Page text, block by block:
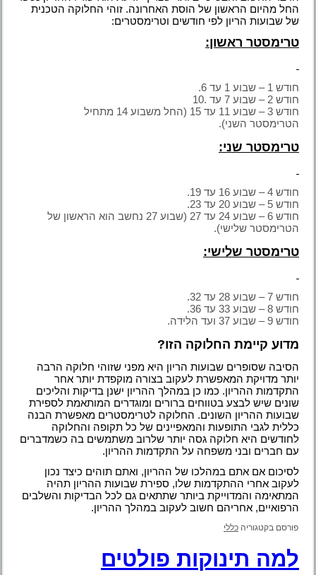
החל מהיום הראשון של הוסת האחרונה. זוהי החלוקה הטכנית
של שבועות הריון לפי חודשים וטרימסטרים:
טרימסטר ראשון:
חודש 1 – שבוע 1 עד 6.
חודש 2 – שבוע 7 עד .10
חודש 3 – שבוע 11 עד 15 (החל משבוע 14 מתחיל
הטרימסטר השני).
טרימסטר שני:
חודש 4 – שבוע 16 עד 19.
חודש 5 – שבוע 20 עד 23.
חודש 6 – שבוע 24 עד 27 (שבוע 27 נחשב הוא הראשון של
הטרימסטר שלישי).
טרימסטר שלישי:
חודש 7 – שבוע 28 עד 32.
חודש 8 – שבוע 33 עד 36.
חודש 9 – שבוע 37 ועד הלידה.
מדוע קיימת החלוקה הזו?
הסיבה שסופרים שבועות הריון היא מפני שזוהי חלוקה הרבה
יותר מדויקת המאפשרת לעקוב בצורה מוקפדת יותר אחר
התקדמות ההריון. כמו כן במהלך ההריון ישנן בדיקות והליכים
שונים שיש לבצע בטווחים ברורים ומוגדרים המותאמת לספירת
שבועות ההריון השונים. החלוקה לטרימסטרים מאפשרת הבנה
כללית לגבי התופעות והמאפיינים של כל תקופה והחלוקה
לחודשים היא חלוקה גסה יותר שלרוב משתמשים בה כשמדברים
עם חברים ובני משפחה על התקדמות ההריון.
לסיכום אם אתם במהלכו של ההריון, ואתם תוהים כיצד נכון
לעקוב אחרי ההתקדמות שלו, ספירת שבועות ההריון תהיה
המתאימה והמדוייקת ביותר שתתאים גם לכל הבדיקות והשלבים
הרפואיים, אחריהם חשוב לעקוב במהלך ההריון.
פורסם בקטגוריה כללי
למה תינוקות פולטים